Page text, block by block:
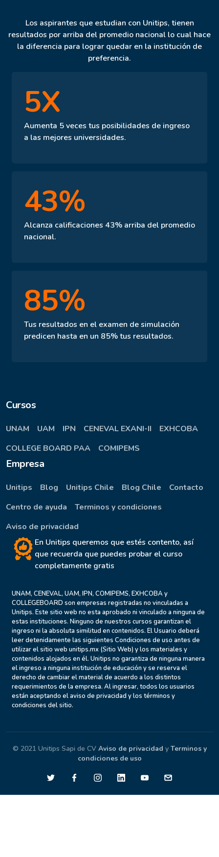
Los aspirantes que estudian con Unitips, tienen
resultados por arriba del promedio nacional lo cual hace
la diferencia para lograr quedar en la institución de
preferencia.
5X
Aumenta 5 veces tus posibilidades de ingreso
a las mejores universidades.
43%
Alcanza calificaciones 43% arriba del promedio
nacional.
85%
Tus resultados en el examen de simulación
predicen hasta en un 85% tus resultados.
Cursos
UNAM UAM IPN CENEVAL EXANI-II
EXHCOBA
COLLEGE BOARD PAA
COMIPEMS
Empresa
Unitips Blog Unitips Chile Blog Chile
Contacto
Centro de ayuda
Terminos y condiciones
Aviso de privacidad
En Unitips queremos que estés contento, así
que recuerda que puedes probar el curso
completamente gratis
UNAM, CENEVAL, UAM, IPN, COMIPEMS, EXHCOBA y
COLLEGEBOARD son empresas registradas no vinculadas a
Unitips. Este sitio web no esta aprobado ni vinculado a ninguna de
estas instituciones. Ninguno de nuestros cursos garantizan el
ingreso ni la absoluta similitud en contenidos. El Usuario deberá
leer detenidamente las siguientes Condiciones de uso antes de
utilizar el sitio web unitips.mx (Sitio Web) y los materiales y
contenidos alojados en él. Unitips no garantiza de ninguna manera
el ingreso a ninguna institución de educación y se reserva el
derecho de cambiar el material de acuerdo a los distintos
requerimientos de la empresa. Al ingresar, todos los usuarios
están aceptando el aviso de privacidad y los términos y
condiciones del sitio.
© 2021 Unitips Sapi de CV Aviso de privacidad y Terminos y
condiciones de uso